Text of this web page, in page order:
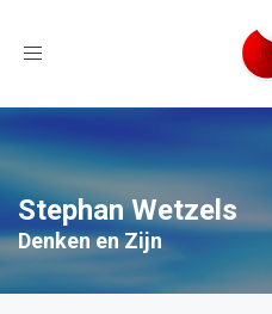
Toggle
Stephan Wetzels
Denken en Zijn